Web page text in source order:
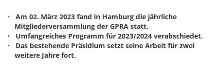
Am 02. März 2023 fand in Hamburg die jährliche
Mitgliederversammlung der GPRA statt.
Umfangreiches Programm für 2023/2024 verabschiedet.
Das bestehende Präsidium setzt seine Arbeit für zwei
weitere Jahre fort.